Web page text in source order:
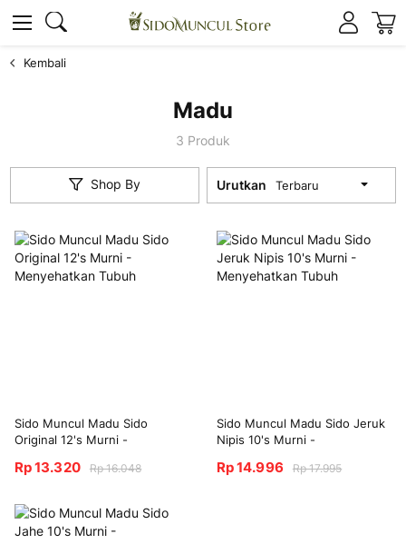
Kembali
Madu
3 Produk
Shop By Urutkan
Sido Muncul Madu Sido
Original 12's Murni -
Rp 13.320 Rp 16.048
Sido Muncul Madu Sido Jeruk
Nipis 10's Murni -
Rp 14.996 Rp 17.995